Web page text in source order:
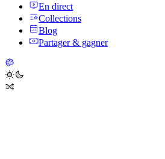
En direct
Collections
Blog
Partager & gagner